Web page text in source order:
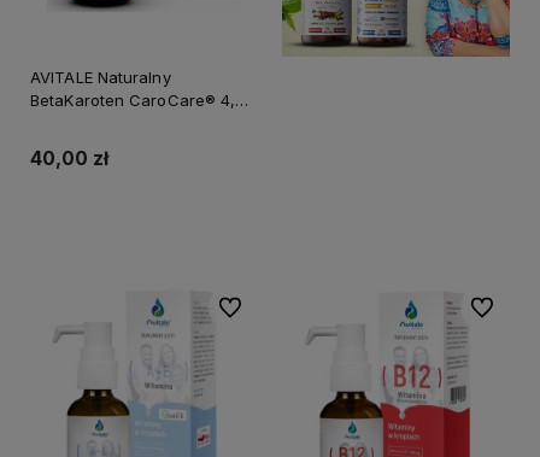
AVITALE Naturalny
BetaKaroten CaroCare® 4,5
40,00 zł
Do ulubionych Do